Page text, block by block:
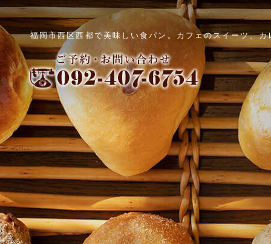
福岡市西区西都で美味しい食パン。カフェのスイーツ、カ